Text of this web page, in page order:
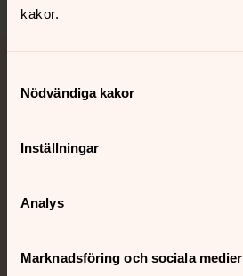
kakor.
Nödvändiga kakor
Inställningar
Analys
Marknadsföring och sociala medier
med en präst på kvällar och nätter.
Digitalt brev